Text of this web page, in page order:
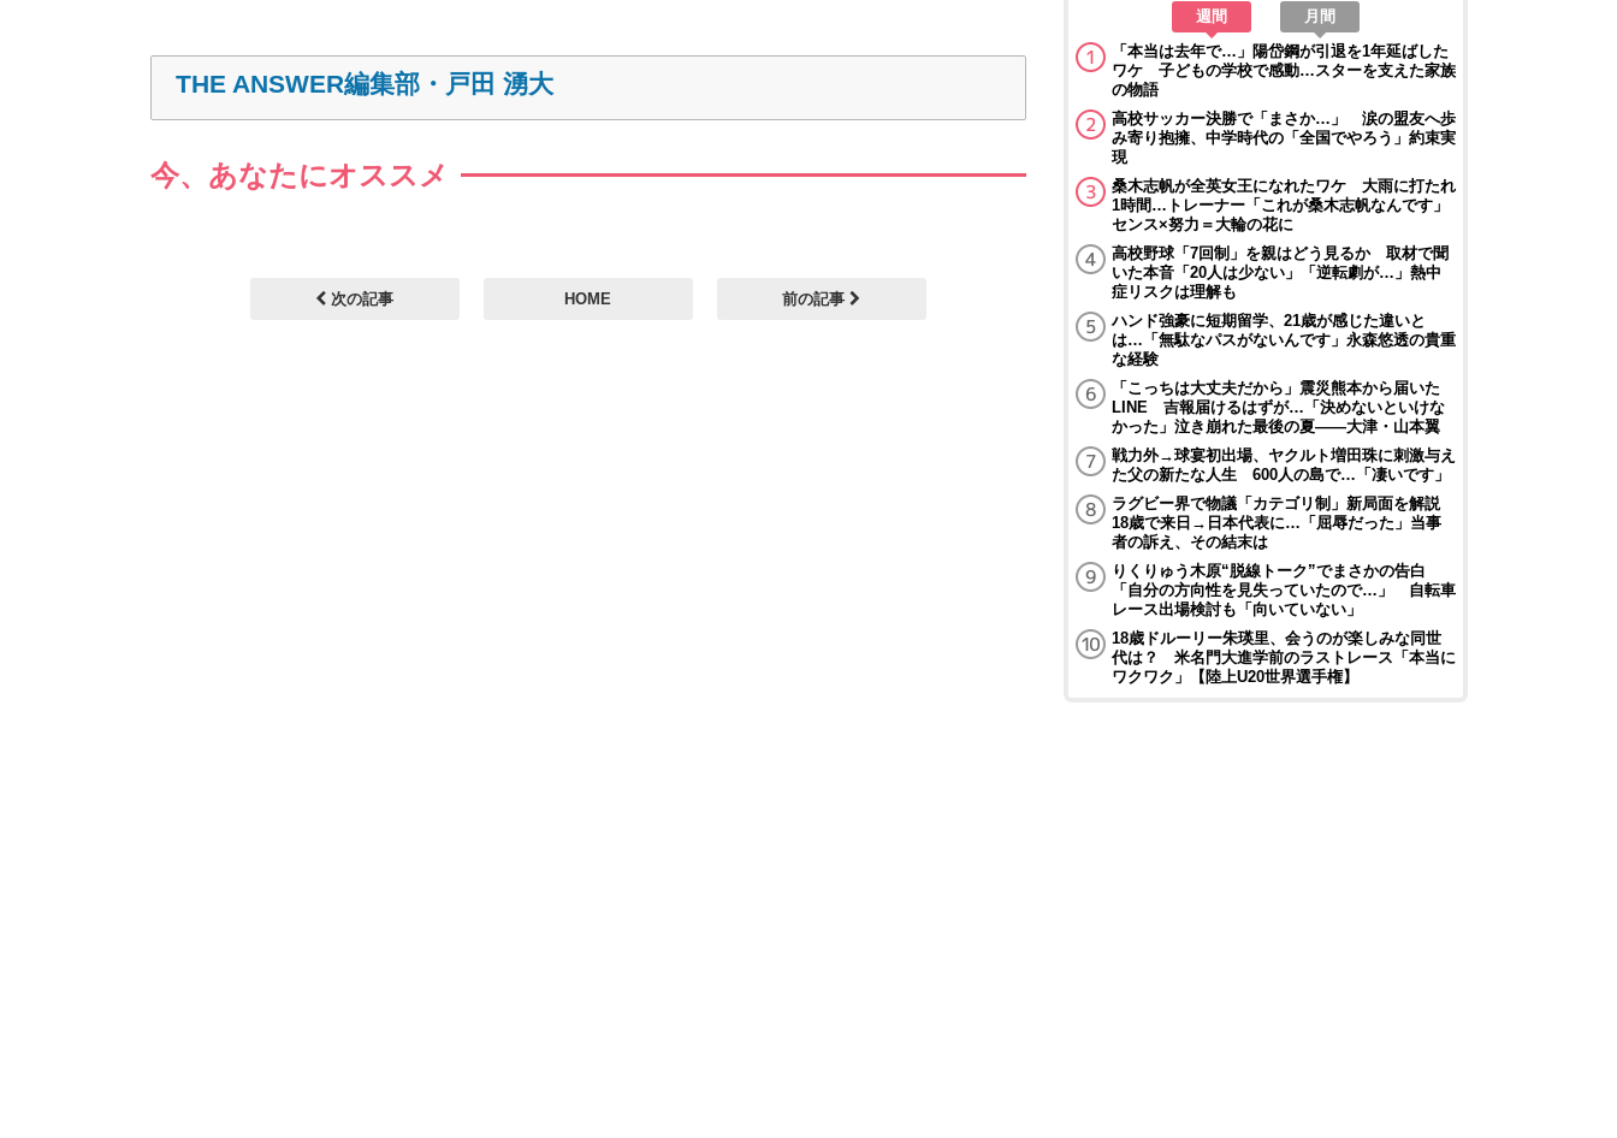
THE ANSWER編集部・戸田 湧大
今、あなたにオススメ
次の記事 HOME 前の記事
週間
月間
「本当は去年で…」陽岱鋼が引退を1年延ばした
ワケ 子どもの学校で感動…スターを支えた家族
の物語
高校サッカー決勝で「まさか…」 涙の盟友へ歩
み寄り抱擁、中学時代の「全国でやろう」約束実
現
桑木志帆が全英女王になれたワケ 大雨に打たれ
1時間…トレーナー「これが桑木志帆なんです」
センス×努力＝大輪の花に
高校野球「7回制」を親はどう見るか 取材で聞
いた本音「20人は少ない」「逆転劇が…」熱中
症リスクは理解も
ハンド強豪に短期留学、21歳が感じた違いと
は…「無駄なパスがないんです」永森悠透の貴重
な経験
「こっちは大丈夫だから」震災熊本から届いた
LINE 吉報届けるはずが…「決めないといけな
かった」泣き崩れた最後の夏――大津・山本翼
戦力外→球宴初出場、ヤクルト増田珠に刺激与え
た父の新たな人生 600人の島で…「凄いです」
ラグビー界で物議「カテゴリ制」新局面を解説
18歳で来日→日本代表に…「屈辱だった」当事
者の訴え、その結末は
りくりゅう木原“脱線トーク”でまさかの告白
「自分の方向性を見失っていたので…」 自転車
レース出場検討も「向いていない」
18歳ドルーリー朱瑛里、会うのが楽しみな同世
代は？ 米名門大進学前のラストレース「本当に
ワクワク」【陸上U20世界選手権】